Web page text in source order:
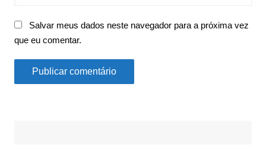
Salvar meus dados neste navegador para a próxima vez
que eu comentar.